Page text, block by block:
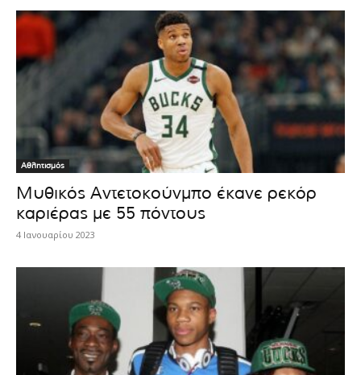
Αθλητισμός
Μυθικός Αντετοκούνμπο έκανε ρεκόρ
καριέρας με 55 πόντους
4 Ιανουαρίου 2023